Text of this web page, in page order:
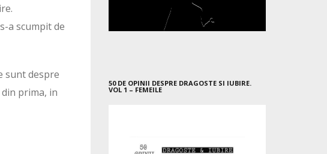
a scumpit de
sunt despre
prima, in
50 DE OPINII DESPRE DRAGOSTE SI IUBIRE.
VOL 1 – FEMEILE